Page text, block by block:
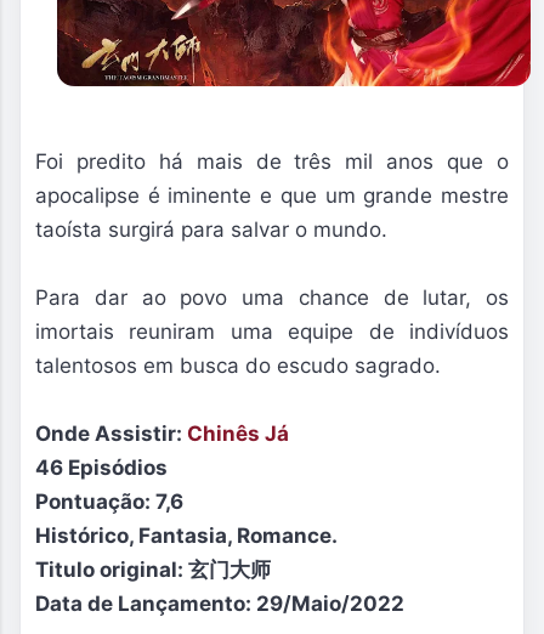
Foi predito há mais de três mil anos que o
apocalipse é iminente e que um grande mestre
taoísta surgirá para salvar o mundo.
Para dar ao povo uma chance de lutar, os
imortais reuniram uma equipe de indivíduos
talentosos em busca do escudo sagrado.
Onde Assistir: Chinês Já
46 Episódios
Pontuação: 7,6
Histórico, Fantasia, Romance.
Titulo original: 玄门大师
Data de Lançamento: 29/Maio/2022